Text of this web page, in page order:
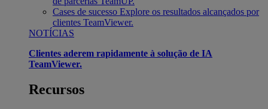
Cases de sucesso Explore os resultados alcançados por
clientes TeamViewer.
NOTÍCIAS
Clientes aderem rapidamente à solução de IA
TeamViewer.
Recursos